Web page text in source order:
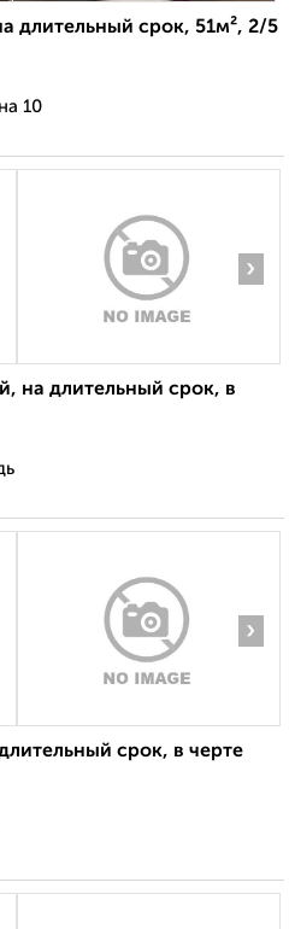
длительный срок, 51м², 2/5
10
›
на длительный срок, в
›
срок, в черте